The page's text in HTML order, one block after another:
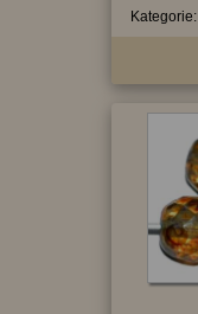
Kategorie: